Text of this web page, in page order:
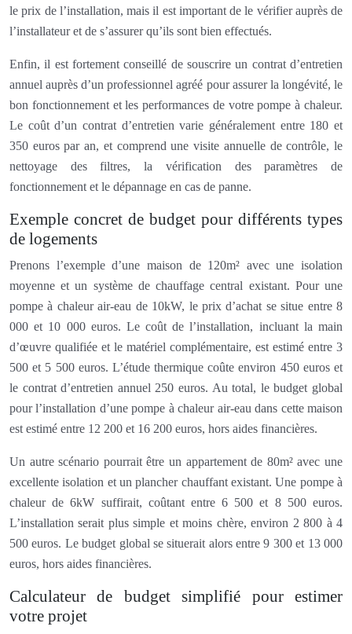
le prix de l’installation, mais il est important de le vérifier auprès de
l’installateur et de s’assurer qu’ils sont bien effectués.
Enfin, il est fortement conseillé de souscrire un contrat d’entretien
annuel auprès d’un professionnel agréé pour assurer la longévité, le
bon fonctionnement et les performances de votre pompe à chaleur.
Le coût d’un contrat d’entretien varie généralement entre 180 et
350 euros par an, et comprend une visite annuelle de contrôle, le
nettoyage des filtres, la vérification des paramètres de
fonctionnement et le dépannage en cas de panne.
Exemple concret de budget pour différents types
de logements
Prenons l’exemple d’une maison de 120m² avec une isolation
moyenne et un système de chauffage central existant. Pour une
pompe à chaleur air-eau de 10kW, le prix d’achat se situe entre 8
000 et 10 000 euros. Le coût de l’installation, incluant la main
d’œuvre qualifiée et le matériel complémentaire, est estimé entre 3
500 et 5 500 euros. L’étude thermique coûte environ 450 euros et
le contrat d’entretien annuel 250 euros. Au total, le budget global
pour l’installation d’une pompe à chaleur air-eau dans cette maison
est estimé entre 12 200 et 16 200 euros, hors aides financières.
Un autre scénario pourrait être un appartement de 80m² avec une
excellente isolation et un plancher chauffant existant. Une pompe à
chaleur de 6kW suffirait, coûtant entre 6 500 et 8 500 euros.
L’installation serait plus simple et moins chère, environ 2 800 à 4
500 euros. Le budget global se situerait alors entre 9 300 et 13 000
euros, hors aides financières.
Calculateur de budget simplifié pour estimer
votre projet